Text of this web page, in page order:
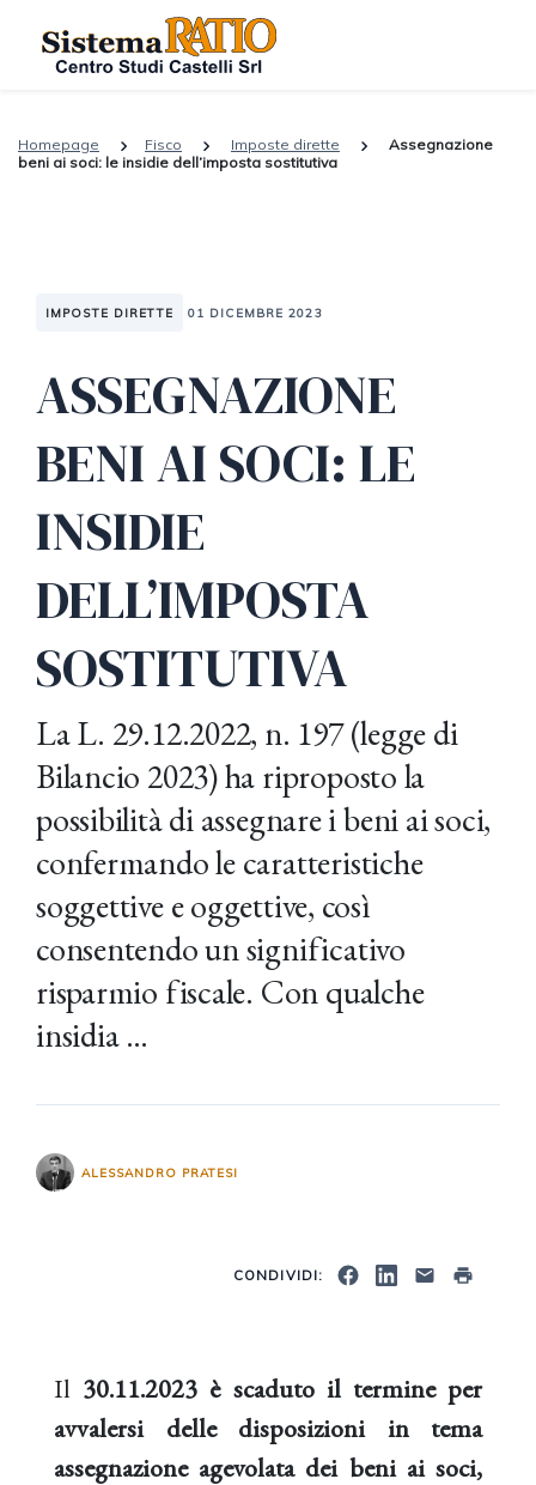
Homepage Fisco Imposte dirette
Assegnazione
beni ai soci: le insidie dell’imposta sostitutiva
IMPOSTE DIRETTE 01 DICEMBRE 2023
ASSEGNAZIONE
BENI AI SOCI: LE
INSIDIE
DELL’IMPOSTA
SOSTITUTIVA
La L. 29.12.2022, n. 197 (legge di
Bilancio 2023) ha riproposto la
possibilità di assegnare i beni ai soci,
confermando le caratteristiche
soggettive e oggettive, così
consentendo un significativo
risparmio fiscale. Con qualche
insidia …
ALESSANDRO PRATESI
CONDIVIDI:
Il 30.11.2023 è scaduto il termine per
avvalersi delle disposizioni in tema
assegnazione agevolata dei beni ai soci,